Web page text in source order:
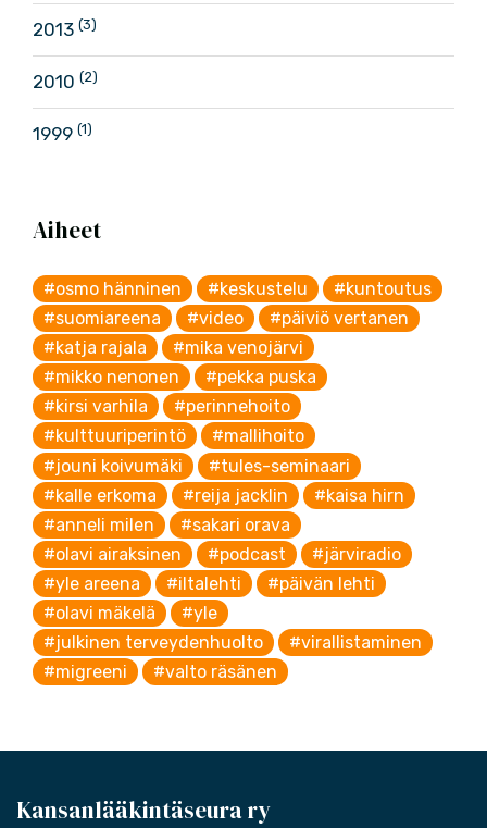
2013 (3)
2010 (2)
1999 (1)
Aiheet
#osmo hänninen #keskustelu
#kuntoutus
#suomiareena
#video
#päiviö vertanen
#katja rajala
#mika venojärvi
#mikko nenonen
#pekka puska
#kirsi varhila
#perinnehoito
#kulttuuriperintö
#mallihoito
#jouni koivumäki
#tules-seminaari
#kalle erkoma
#reija jacklin
#kaisa hirn
#anneli milen
#sakari orava
#olavi airaksinen
#podcast
#järviradio
#yle areena
#iltalehti
#päivän lehti
#olavi mäkelä
#yle
#julkinen terveydenhuolto
#virallistaminen
#migreeni
#valto räsänen
Kansanlääkintäseura ry